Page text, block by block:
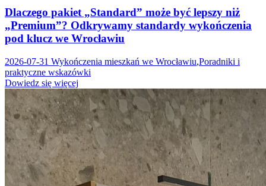
Dlaczego pakiet „Standard” może być lepszy niż
„Premium”? Odkrywamy standardy wykończenia
pod klucz we Wrocławiu
2026-07-31 Wykończenia mieszkań we Wrocławiu,Poradniki i
praktyczne wskazówki
Dowiedz się więcej